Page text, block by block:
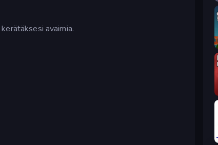
avaimia.